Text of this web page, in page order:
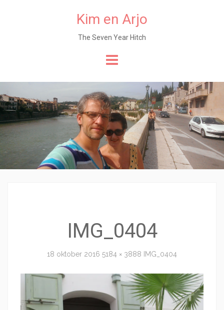
Kim en Arjo
The Seven Year Hitch
content
IMG_0404
18 oktober 2016 5184 × 3888 IMG_0404